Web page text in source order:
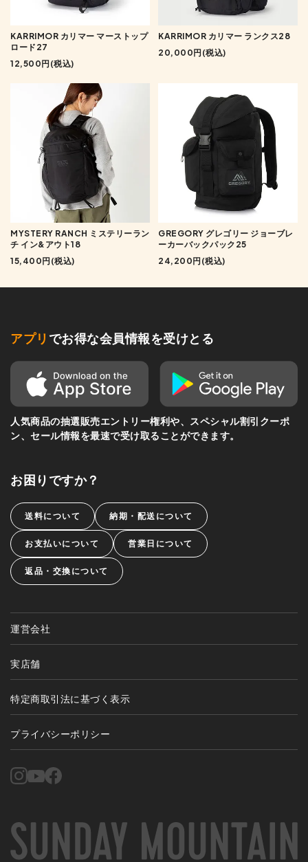
KARRIMOR カリマー マーストップ
ロード27
12,500円(税込)
KARRIMOR カリマー ランクス28
20,000円(税込)
MYSTERY RANCH ミステリーラン
チ イン&アウト18
15,400円(税込)
GREGORY グレゴリー ジョーブレ
ーカーバックパック25
24,200円(税込)
アプリ でお得な会員情報を受けとる
人気商品の抽選販売エントリー権利や、スペシャル割引クーポ
ン、セール情報を最速で受け取ることができます。
お困りですか？
送料について 納期・配送について
お支払いについて 営業日について
返品・交換について
運営会社
実店舗
特定商取引法に基づく表示
プライバシーポリシー